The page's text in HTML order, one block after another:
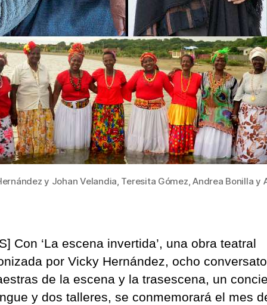
la
y
la
y Johan Velandia, Teresita Gómez, Andrea Bonilla y
Con ‘La escena invertida’, una obra teatral
por Vicky Hernández, ocho
de la escena y la trasescena, un
y dos talleres, se conmemorará el mes